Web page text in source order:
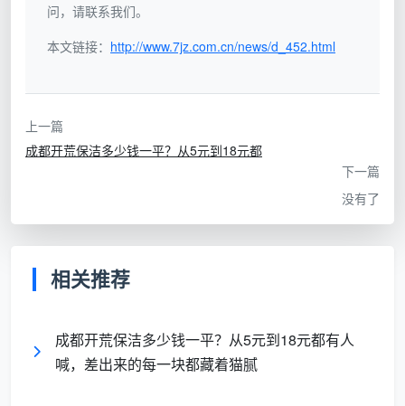
二、成都开荒保洁按天算钱的三个“暗坑”，踩中一个就
个你不容易察觉的逻辑陷阱：按天付费，天然在鼓励对
方拖时间。
暗坑一：磨洋工是人性，不是个例
按天计费，多做一小时多拿一小时钱，做完快反而
至两天。你以为一天300元很便宜，实际两天下来花了
600元一个人，两个工人就是1200元，和平米包干的总
更加敷衍。
暗坑二：“一天”的定义模糊，半天活收整
问，请联系我们。
本文链接： http://www.7jz.com.cn/news/d_452.html
上一篇
成都开荒保洁多少钱一平？从5元到18元都
下一篇
没有了
相关推荐
成都开荒保洁多少钱一平？从5元到18元都有人
喊，差出来的每一块都藏着猫腻